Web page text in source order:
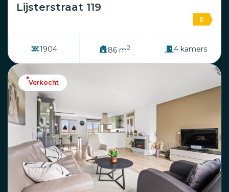
Lijsterstraat 119
E
1904 86 m2 4 kamers
Verkocht